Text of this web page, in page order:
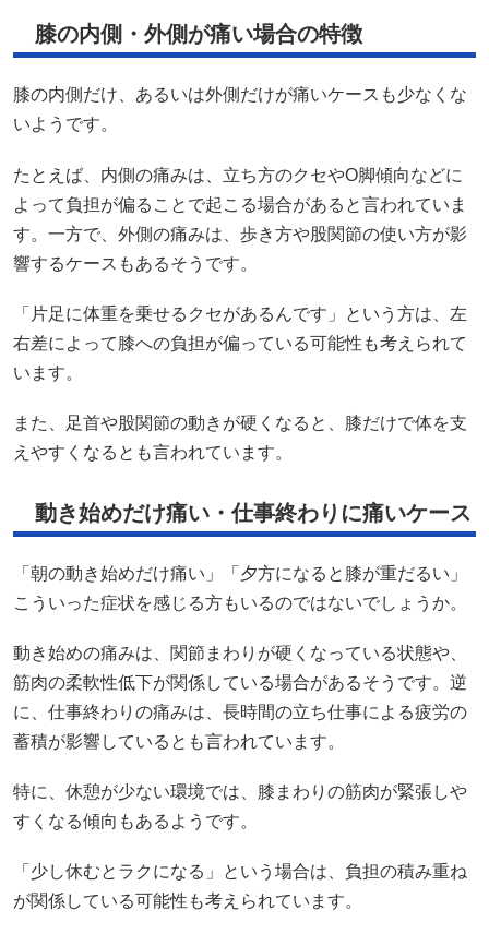
膝の内側・外側が痛い場合の特徴
膝の内側だけ、あるいは外側だけが痛いケースも少なくな
いようです。
たとえば、内側の痛みは、立ち方のクセやO脚傾向などに
よって負担が偏ることで起こる場合があると言われていま
す。一方で、外側の痛みは、歩き方や股関節の使い方が影
響するケースもあるそうです。
「片足に体重を乗せるクセがあるんです」という方は、左
右差によって膝への負担が偏っている可能性も考えられて
います。
また、足首や股関節の動きが硬くなると、膝だけで体を支
えやすくなるとも言われています。
動き始めだけ痛い・仕事終わりに痛いケース
「朝の動き始めだけ痛い」「夕方になると膝が重だるい」
こういった症状を感じる方もいるのではないでしょうか。
動き始めの痛みは、関節まわりが硬くなっている状態や、
筋肉の柔軟性低下が関係している場合があるそうです。逆
に、仕事終わりの痛みは、長時間の立ち仕事による疲労の
蓄積が影響しているとも言われています。
特に、休憩が少ない環境では、膝まわりの筋肉が緊張しや
すくなる傾向もあるようです。
「少し休むとラクになる」という場合は、負担の積み重ね
が関係している可能性も考えられています。